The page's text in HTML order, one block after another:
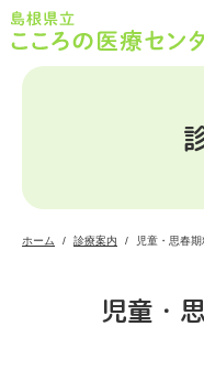
ホーム 診療案内 児童・思春
児童・